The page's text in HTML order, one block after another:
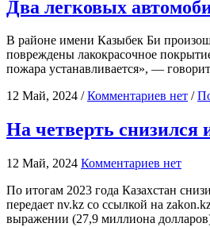
Два легковых
В районе имени Казыбек Би
повреждены лакокрасочное
пожара устанавливается», —
12 Май, 2024 /Комментариев нет /
На четверть снизился
12 Май, 2024 Комментариев нет
По итогам 2023 года Казахстан
передает nv.kz со ссылкой на
выражении (27,9 миллиона